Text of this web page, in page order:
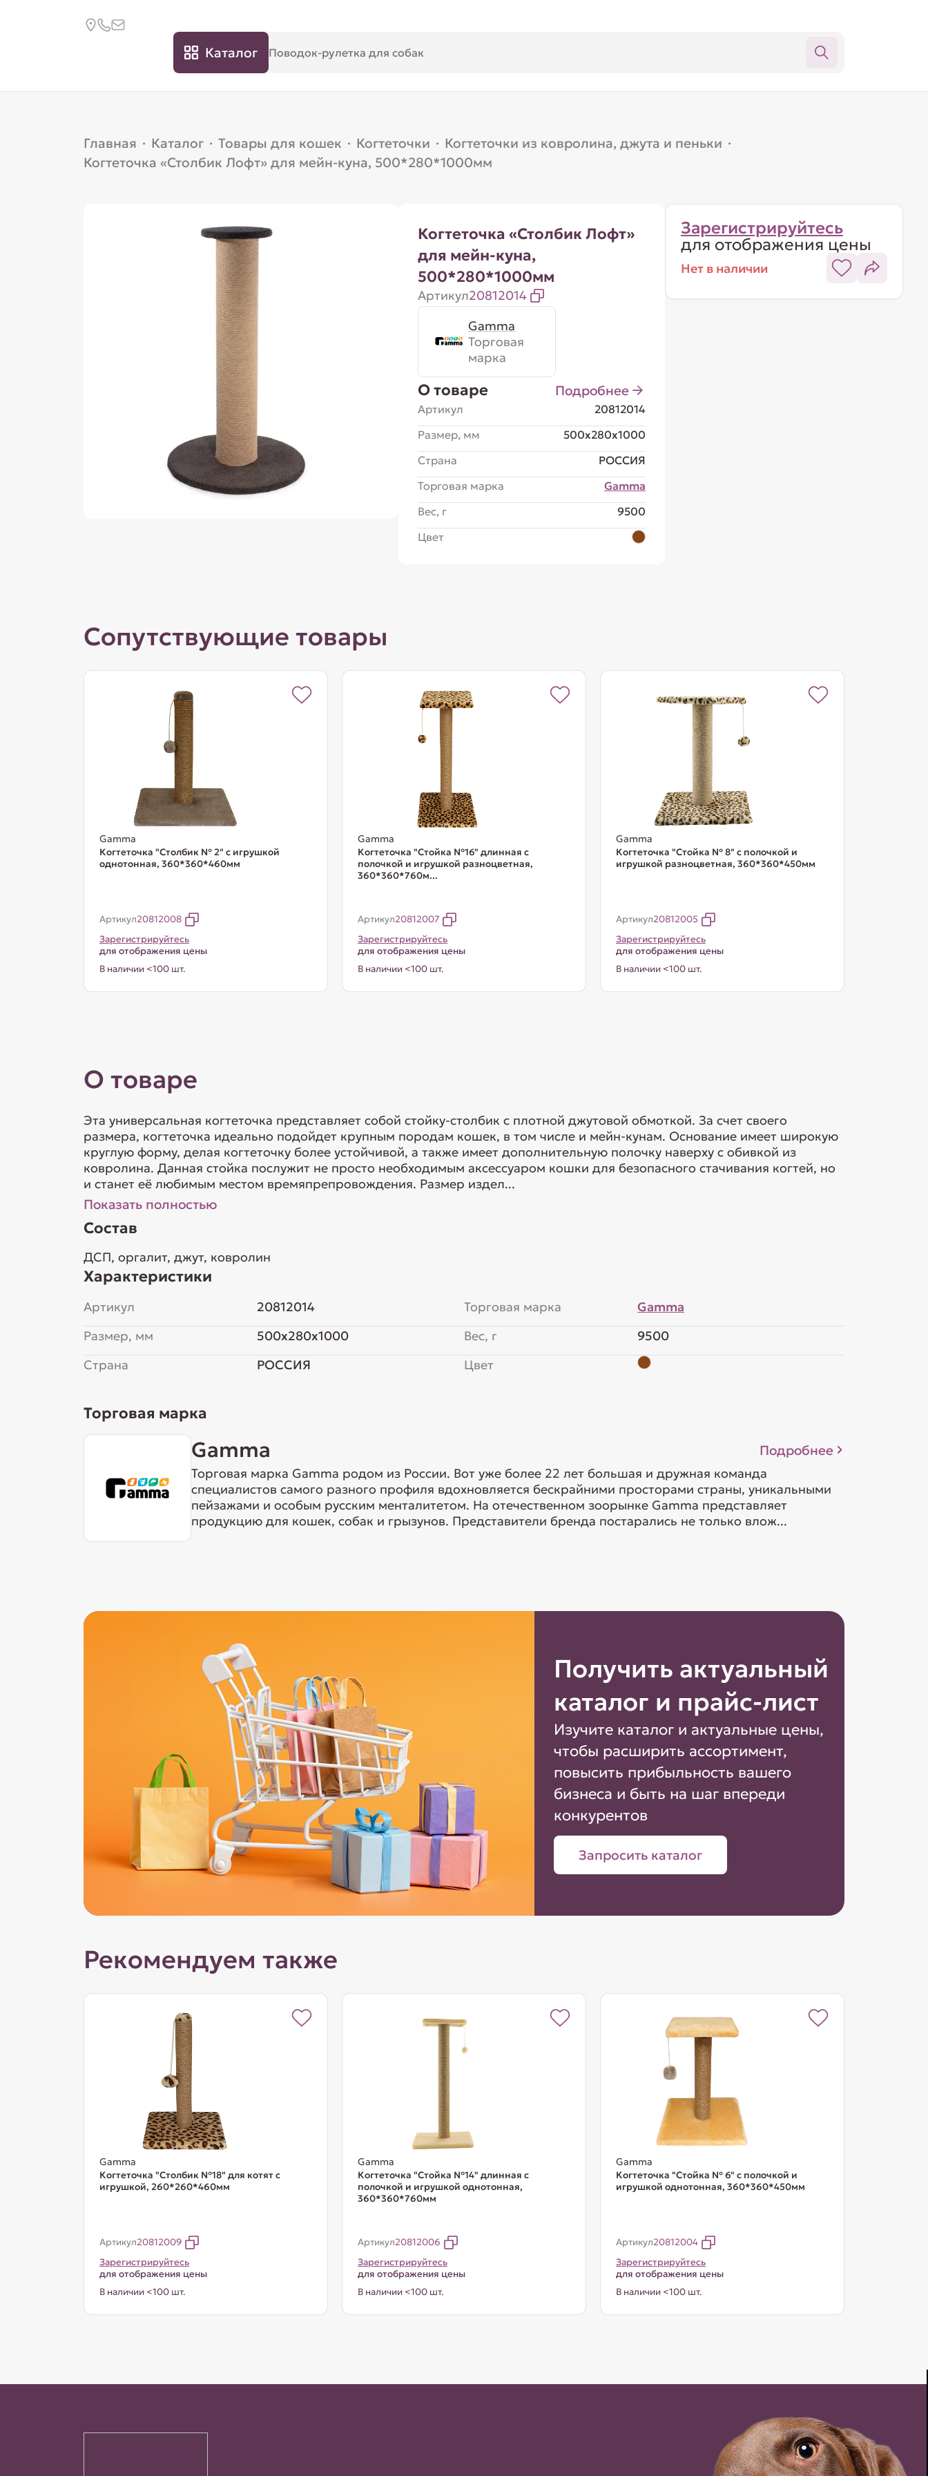
Каталог
Главная · Каталог · Товары для кошек · Когтеточки · Когтеточки из ковролина, джута и пеньки ·
Когтеточка «Столбик Лофт» для мейн-куна, 500*280*1000мм
Когтеточка «Столбик Лофт»
для мейн-куна,
500*280*1000мм
Артикул20812014
Gamma
Торговая
марка
О товаре Подробнее
Артикул
20812014
Размер, мм
500x280x1000
Страна
РОССИЯ
Торговая марка
Gamma
Вес, г
9500
Цвет
Зарегистрируйтесь
для отображения цены
Нет в наличии
Сопутствующие товары
Gamma
Когтеточка "Столбик № 2" с игрушкой
однотонная, 360*360*460мм
Артикул20812008
Зарегистрируйтесь
для отображения цены
В наличии <100 шт.
Gamma
Когтеточка "Стойка №16" длинная с
полочкой и игрушкой разноцветная,
360*360*760м...
Артикул20812007
Зарегистрируйтесь
для отображения цены
В наличии <100 шт.
Gamma
Когтеточка "Стойка № 8" с полочкой и
игрушкой разноцветная, 360*360*450мм
Артикул20812005
Зарегистрируйтесь
для отображения цены
В наличии <100 шт.
О товаре
Эта универсальная когтеточка представляет собой стойку-столбик с плотной джутовой обмоткой. За счет своего
размера, когтеточка идеально подойдет крупным породам кошек, в том числе и мейн-кунам. Основание имеет широкую
круглую форму, делая когтеточку более устойчивой, а также имеет дополнительную полочку наверху с обивкой из
ковролина. Данная стойка послужит не просто необходимым аксессуаром кошки для безопасного стачивания когтей, но
и станет её любимым местом времяпрепровождения. Размер издел...
Показать полностью
Состав
ДСП, оргалит, джут, ковролин
Характеристики
Артикул
20812014
Размер, мм
500x280x1000
Страна
РОССИЯ
Торговая марка
Gamma
Вес, г
9500
Цвет
Торговая марка
Gamma Подробнее
Торговая марка Gamma родом из России. Вот уже более 22 лет большая и дружная команда
специалистов самого разного профиля вдохновляется бескрайними просторами страны, уникальными
пейзажами и особым русским менталитетом. На отечественном зоорынке Gamma представляет
продукцию для кошек, собак и грызунов. Представители бренда постарались не только влож...
Получить актуальный
каталог и прайс-лист
Изучите каталог и актуальные цены,
чтобы расширить ассортимент,
повысить прибыльность вашего
бизнеса и быть на шаг впереди
конкурентов
Запросить каталог
Рекомендуем также
Gamma
Когтеточка "Столбик №18" для котят с
игрушкой, 260*260*460мм
Артикул20812009
Зарегистрируйтесь
для отображения цены
В наличии <100 шт.
Gamma
Когтеточка "Стойка №14" длинная с
полочкой и игрушкой однотонная,
360*360*760мм
Артикул20812006
Зарегистрируйтесь
для отображения цены
В наличии <100 шт.
Gamma
Когтеточка "Стойка № 6" с полочкой и
игрушкой однотонная, 360*360*450мм
Артикул20812004
Зарегистрируйтесь
для отображения цены
В наличии <100 шт.